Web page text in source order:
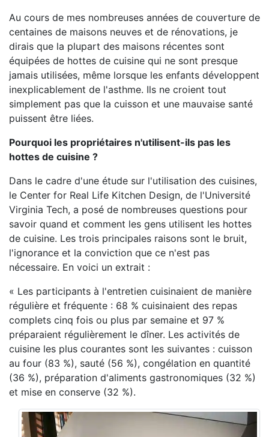
Au cours de mes nombreuses années de couverture de
centaines de maisons neuves et de rénovations, je
dirais que la plupart des maisons récentes sont
équipées de hottes de cuisine qui ne sont presque
jamais utilisées, même lorsque les enfants développent
inexplicablement de l'asthme. Ils ne croient tout
simplement pas que la cuisson et une mauvaise santé
puissent être liées.
Pourquoi les propriétaires n'utilisent-ils pas les
hottes de cuisine ?
Dans le cadre d'une étude sur l'utilisation des cuisines,
le Center for Real Life Kitchen Design, de l'Université
Virginia Tech, a posé de nombreuses questions pour
savoir quand et comment les gens utilisent les hottes
de cuisine. Les trois principales raisons sont le bruit,
l'ignorance et la conviction que ce n'est pas
nécessaire. En voici un extrait :
« Les participants à l'entretien cuisinaient de manière
régulière et fréquente : 68 % cuisinaient des repas
complets cinq fois ou plus par semaine et 97 %
préparaient régulièrement le dîner. Les activités de
cuisine les plus courantes sont les suivantes : cuisson
au four (83 %), sauté (56 %), congélation en quantité
(36 %), préparation d'aliments gastronomiques (32 %)
et mise en conserve (32 %).